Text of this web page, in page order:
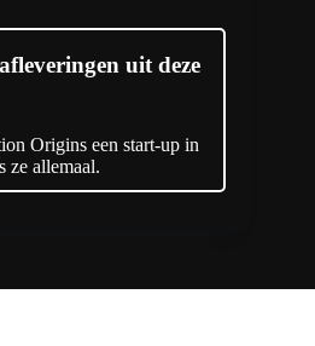
uit deze
Origins een start-up in
ze allemaal.